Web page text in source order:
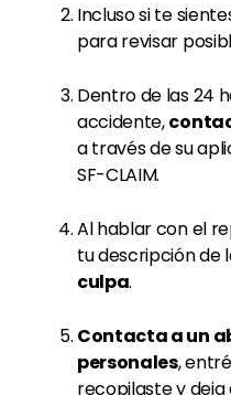
Incluso si te
para revisar
Dentro de las 24
accidente,
a través de su
SF-CLAIM.
Al hablar con el
tu descripción de
culpa.
Contacta a un
personales,
recopilaste y